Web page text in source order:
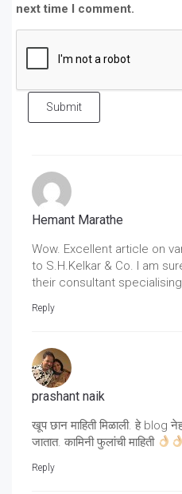
next time I comment.
Submit
Hemant Marathe
Wow. Excellent article on
to S.H.Kelkar & Co. I am
their consultant
Reply
prashant naik
खूप छान माहिती मिळाली. हे blog
जातात. कामिनी फुलांची माहिती
Reply